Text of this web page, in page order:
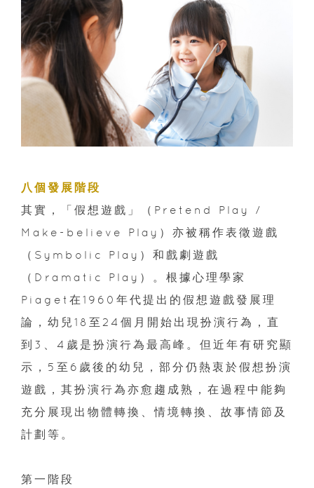
八個發展階段
其實，「假想遊戲」（ Pretend Play /
Make-believe Play ）亦被稱作表徵遊戲
（ Symbolic Play ）和戲劇遊戲
（ Dramatic Play ）。根據心理學家
Piaget 在 1960 年代提出的假想遊戲發展理
論，幼兒 18 至 24 個月開始出現扮演行為，直
到 3 4 歲是扮演行為最高峰。但近年有研究顯
示， 5 至 6 歲後的幼兒，部分仍熱衷於假想扮演
遊戲，其扮演行為亦愈趨成熟，在過程中能夠
充分展現出物體轉換、情境轉換、故事情節及
計劃等。
第一階段